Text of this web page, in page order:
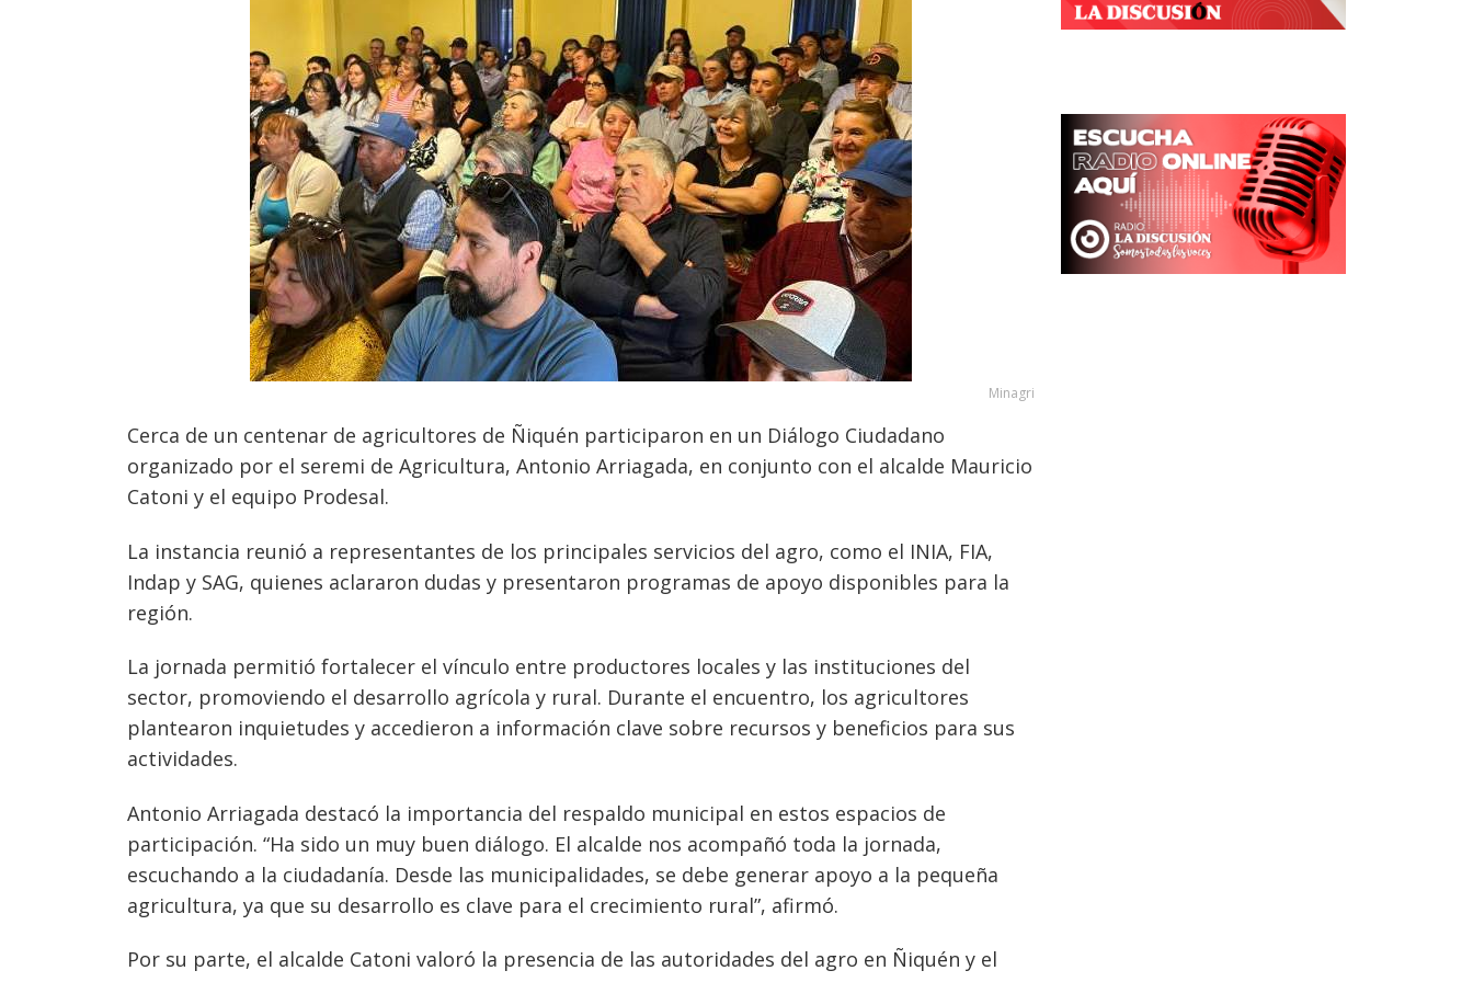
Minagri
Cerca de un centenar de agricultores de Ñiquén participaron en un Diálogo Ciudadano
organizado por el seremi de Agricultura, Antonio Arriagada, en conjunto con el alcalde Mauricio
Catoni y el equipo Prodesal.
La instancia reunió a representantes de los principales servicios del agro, como el INIA, FIA,
Indap y SAG, quienes aclararon dudas y presentaron programas de apoyo disponibles para la
región.
La jornada permitió fortalecer el vínculo entre productores locales y las instituciones del
sector, promoviendo el desarrollo agrícola y rural. Durante el encuentro, los agricultores
plantearon inquietudes y accedieron a información clave sobre recursos y beneficios para sus
actividades.
Antonio Arriagada destacó la importancia del respaldo municipal en estos espacios de
participación. “Ha sido un muy buen diálogo. El alcalde nos acompañó toda la jornada,
escuchando a la ciudadanía. Desde las municipalidades, se debe generar apoyo a la pequeña
agricultura, ya que su desarrollo es clave para el crecimiento rural”, afirmó.
Por su parte, el alcalde Catoni valoró la presencia de las autoridades del agro en Ñiquén y el
Navegación